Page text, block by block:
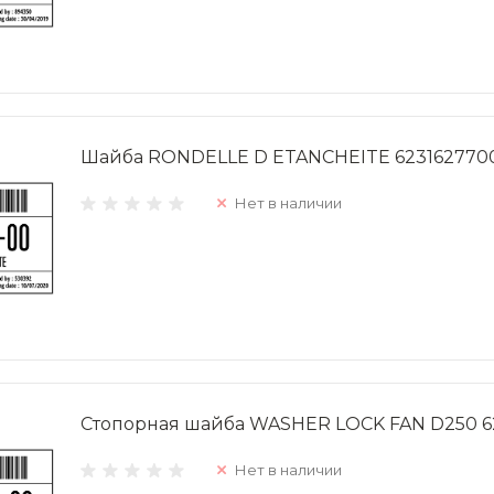
Шайба RONDELLE D ETANCHEITE
Нет в наличии
Стопорная шайба WASHER LOCK FAN D250
Нет в наличии